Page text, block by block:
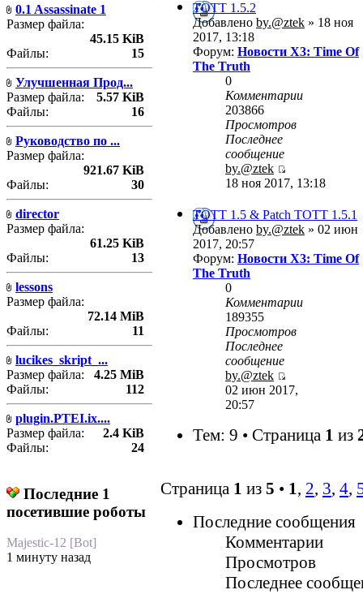
0.1 Assassinate 1
Размер файла:
45.15 KiB
Файлы:
15
Улучшенная Прод...
Размер файла:
5.57 KiB
Файлы:
16
Руководство по ...
Размер файла:
921.67 KiB
Файлы:
30
director
Размер файла:
61.25 KiB
Файлы:
13
lessons
Размер файла:
72.14 MiB
Файлы:
11
lucikes_skript_...
Размер файла:
4.25 MiB
Файлы:
112
plugin.PTEI.ix....
Размер файла:
2.4 KiB
Файлы:
24
Последние 1
посетившие роботы
Majestic-12 [Bot]
1 минуту назад
TOTT 1.5.2
Добавлено by.@ztek » 18 ноя
2017, 13:18
Форум: Новости X3: Time Of
The Truth
0
Комментарии
203866
Просмотров
Последнее
сообщение
by.@ztek
18 ноя 2017, 13:18
TOTT 1.5 & Patch TOTT 1.5.1
Добавлено by.@ztek » 02 июн
2017, 20:57
Форум: Новости X3: Time Of
The Truth
0
Комментарии
189355
Просмотров
Последнее
сообщение
by.@ztek
02 июн 2017,
20:57
Тем: 9 • Страница 1 из
Страница 1 из 5 • 1, 2, 3, 4,
Последние сообщения
Комментарии
Просмотров
Последнее